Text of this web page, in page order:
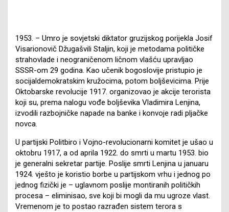
1953. – Umro je sovjetski diktator gruzijskog porijekla Josif
Visarionovič Džugašvili Staljin, koji je metodama političke
strahovlade i neograničenom ličnom vlašću upravljao
SSSR-om 29 godina. Kao učenik bogoslovije pristupio je
socijaldemokratskim kružocima, potom boljševicima. Prije
Oktobarske revolucije 1917. organizovao je akcije terorista
koji su, prema nalogu vođe boljševika Vladimira Lenjina,
izvodili razbojničke napade na banke i konvoje radi pljačke
novca.
U partijski Politbiro i Vojno-revolucionarni komitet je ušao u
oktobru 1917, a od aprila 1922. do smrti u martu 1953. bio
je generalni sekretar partije. Poslije smrti Lenjina u januaru
1924. vješto je koristio borbe u partijskom vrhu i jednog po
jednog fizički je – uglavnom poslije montiranih političkih
procesa – eliminisao, sve koji bi mogli da mu ugroze vlast.
Vremenom je to postao razrađen sistem terora s